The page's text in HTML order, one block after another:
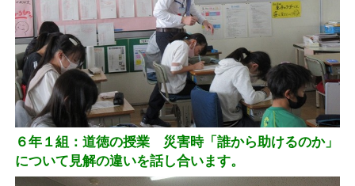
６年１組：道徳の授業 災害時「誰から助けるのか」
について見解の違いを話し合います。